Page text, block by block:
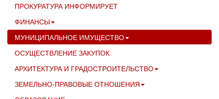
ПРОКУРАТУРА ИНФОРМИРУЕТ
ФИНАНСЫ
МУНИЦИПАЛЬНОЕ ИМУЩЕСТВО
ОСУЩЕСТВЛЕНИЕ ЗАКУПОК
АРХИТЕКТУРА И ГРАДОСТРОИТЕЛЬСТВО
ЗЕМЕЛЬНО-ПРАВОВЫЕ ОТНОШЕНИЯ